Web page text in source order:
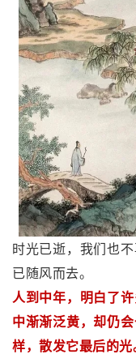
时光已逝，我们也
已随风而去。
人到中年，明白了
中渐渐泛黄，却仍
样，散发它最后的光